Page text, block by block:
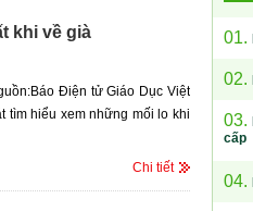
khi về già
Điện tử Giáo Dục Việt
tìm hiểu xem những mối lo khi
Chi tiết
01.
02.
03.
cấp
04.